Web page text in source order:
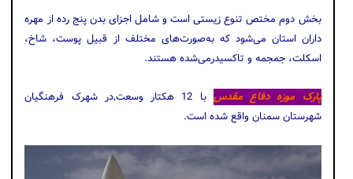
بخش دوم مختص تنوع زیستی است و شامل اجزای بدن پنج رده از مهره­‌
داران استان می‌شود که به‌صورت­‌های مختلف از قبیل پوست، شاخ،
اسکلت، جمجمه و تاکسیدرمی‌شده هستند.
پارک موزه دفاع مقدس
با 12 هکتار وسعت,در شهرک فرهنگیان
شهرستان سمنان واقع شده است.